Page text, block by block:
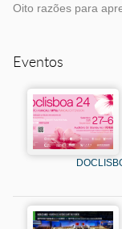
Oito razões para
Eventos